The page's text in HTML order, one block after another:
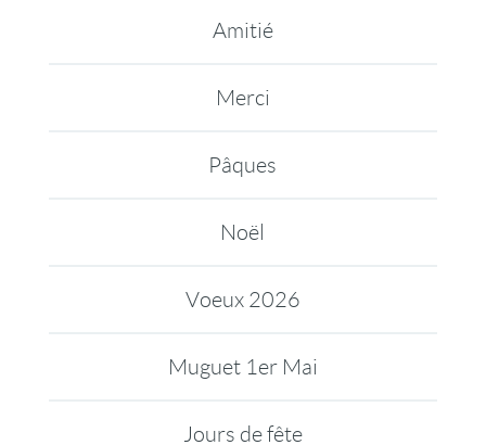
Amitié
Merci
Pâques
Noël
Voeux 2026
Muguet 1er Mai
Jours de fête